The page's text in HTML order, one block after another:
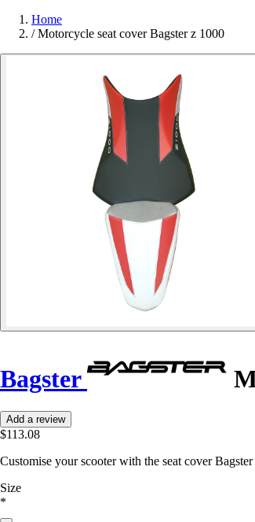
Home
/ Motorcycle seat cover Bagster z 1000
Bagster
Add a review
$113.08
Customise your scooter with the seat cover
Size
*